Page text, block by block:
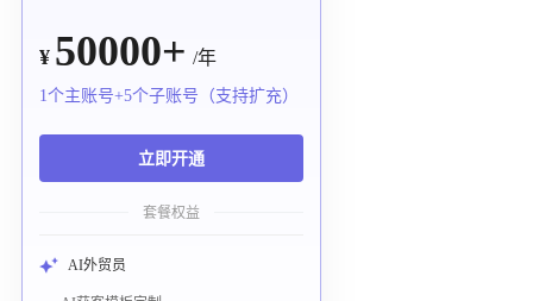
¥ 50000+ /年
1个主账号+5个子账号（支持扩充）
立即开通
套餐权益
AI外贸员